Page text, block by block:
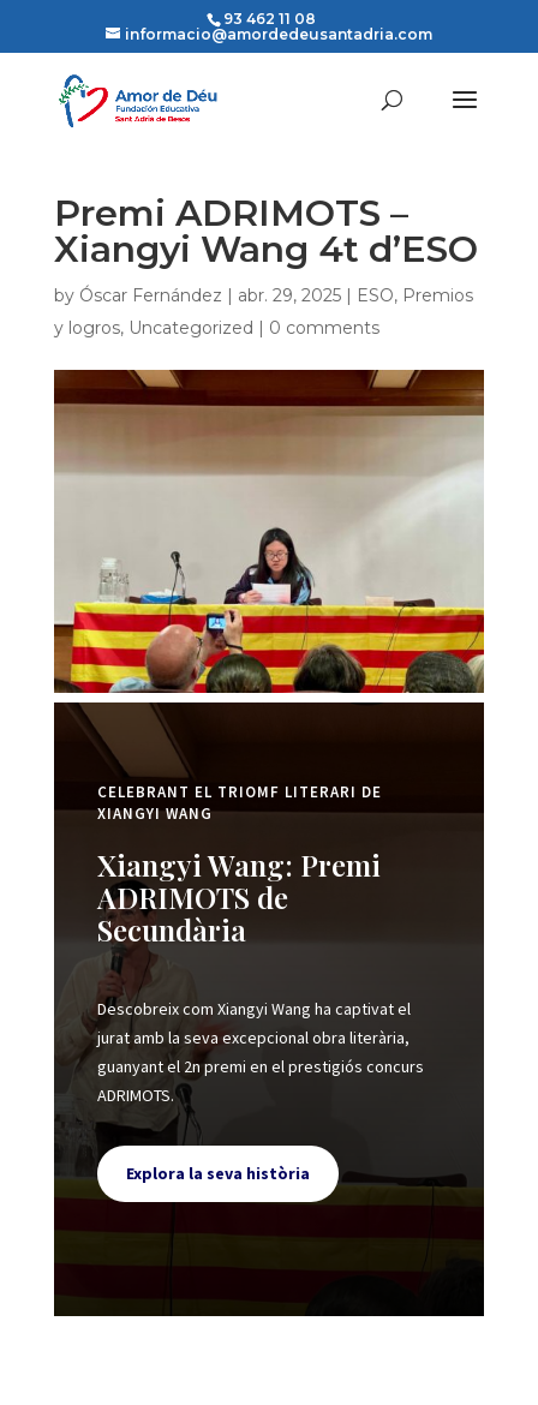
93 462 11 08
informacio@amordedeusantadria.com
Premi ADRIMOTS –
Xiangyi Wang 4t d’ESO
by Óscar Fernández | abr. 29, 2025| ESO, Premios
y logros, Uncategorized | 0 comments
CELEBRANT EL TRIOMF LITERARI DE
XIANGYI WANG
Xiangyi Wang: Premi
ADRIMOTS de
Secundària
Descobreix com Xiangyi Wang ha captivat el
jurat amb la seva excepcional obra literària,
guanyant el 2n premi en el prestigiós concurs
ADRIMOTS.
Explora la seva història